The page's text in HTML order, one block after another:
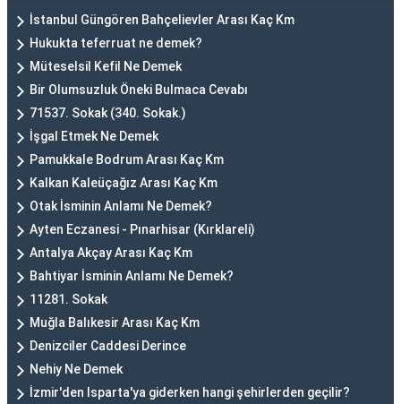
İstanbul Güngören Bahçelievler Arası Kaç Km
Hukukta teferruat ne demek?
Müteselsil Kefil Ne Demek
Bir Olumsuzluk Öneki Bulmaca Cevabı
71537. Sokak (340. Sokak.)
İşgal Etmek Ne Demek
Pamukkale Bodrum Arası Kaç Km
Kalkan Kaleüçağız Arası Kaç Km
Otak İsminin Anlamı Ne Demek?
Ayten Eczanesi - Pınarhisar (Kırklareli)
Antalya Akçay Arası Kaç Km
Bahtiyar İsminin Anlamı Ne Demek?
11281. Sokak
Muğla Balıkesir Arası Kaç Km
Denizciler Caddesi Derince
Nehiy Ne Demek
İzmir'den Isparta'ya giderken hangi şehirlerden geçilir?